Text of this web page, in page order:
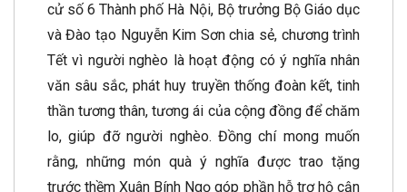
cử số 6 Thành phố Hà Nội, Bộ trưởng Bộ Giáo dục
và Đào tạo Nguyễn Kim Sơn chia sẻ, chương trình
Tết vì người nghèo là hoạt động có ý nghĩa nhân
văn sâu sắc, phát huy truyền thống đoàn kết, tinh
thần tương thân, tương ái của cộng đồng để chăm
lo, giúp đỡ người nghèo. Đồng chí mong muốn
rằng, những món quà ý nghĩa được trao tặng
trước thềm Xuân Bính Ngọ góp phần hỗ trợ hộ cận